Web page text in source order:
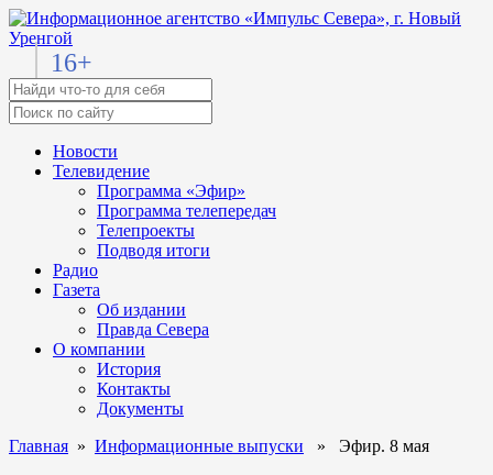
16+
Новости
Телевидение
Программа «Эфир»
Программа телепередач
Телепроекты
Подводя итоги
Радио
Газета
Об издании
Правда Севера
О компании
История
Контакты
Документы
Главная » Информационные выпуски » Эфир. 8 мая